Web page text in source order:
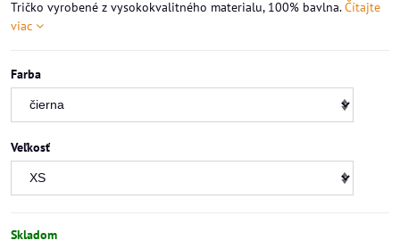
Tričko vyrobené z vysokokvalitného materialu, 100% bavlna.Čítajte
viac
Farba
Veľkosť
Skladom